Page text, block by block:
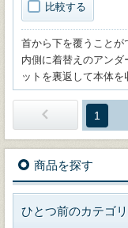
比較する
首から下を覆うことが
内側に着替えのアン
ットを裏返して本体を
1
商品を探す
ひとつ前のカテゴ